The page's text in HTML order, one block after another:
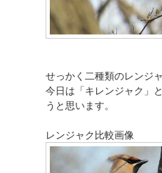
せっかく二種類のレンジ
今日は「キレンジャク」
うと思います。
レンジャク比較画像